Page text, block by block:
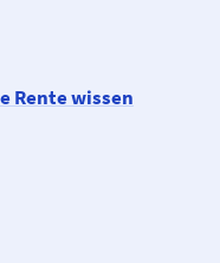
Rente wissen